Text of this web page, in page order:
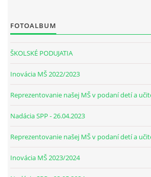
FOTOALBUM
ŠKOLSKÉ PODUJATIA
Inovácia MŠ 2022/2023
Reprezentovanie našej MŠ v podaní detí a
Nadácia SPP - 26.04.2023
Reprezentovanie našej MŠ v podaní detí a
Inovácia MŠ 2023/2024